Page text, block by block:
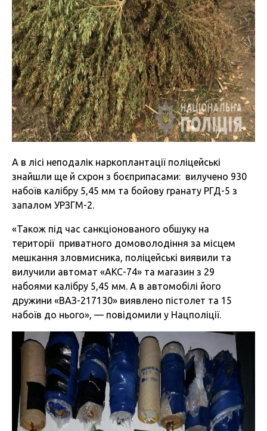
А в лісі неподалік наркоплантації поліцейські
знайшли ще й схрон з боєприпасами: вилучено 930
набоїв калібру 5,45 мм та бойову гранату РГД-5 з
запалом УРЗГМ-2.
«Також під час санкціонованого обшуку на
території приватного домоволодіння за місцем
мешкання зловмисника, поліцейські виявили та
вилучили автомат «АКС-74» та магазин з 29
набоями калібру 5,45 мм. А в автомобілі його
дружини «ВАЗ-217130» виявлено пістолет та 15
набоїв до нього», — повідомили у Нацполіції.